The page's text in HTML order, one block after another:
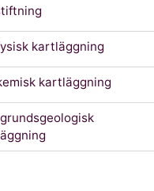
kartläggning
kartläggning